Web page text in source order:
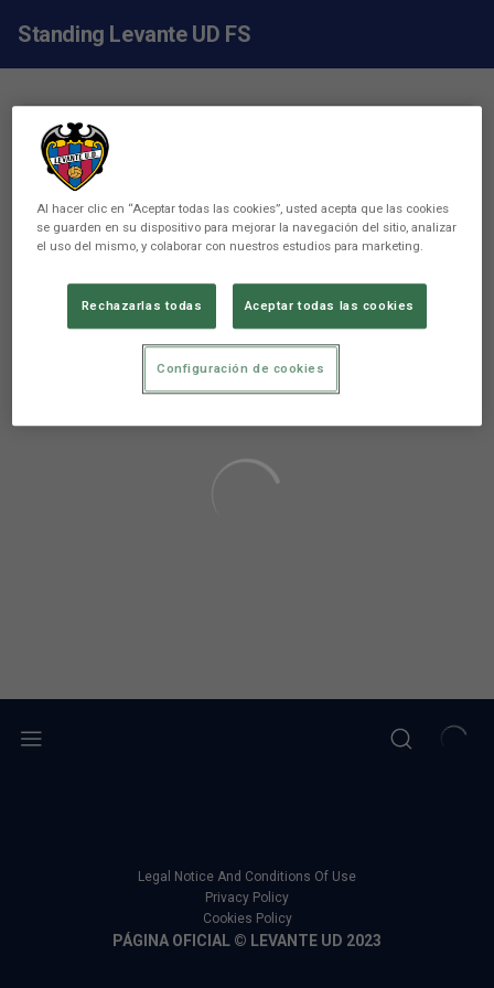
Standing Levante UD FS
Legal Notice And Conditions Of Use
Privacy Policy
Cookies Policy
PÁGINA OFICIAL © LEVANTE UD 2023
Al hacer clic en “Aceptar todas las cookies”, usted acepta que las cookies
se guarden en su dispositivo para mejorar la navegación del sitio, analizar
el uso del mismo, y colaborar con nuestros estudios para marketing.
Rechazarlas todas Aceptar todas las cookies
Configuración de cookies